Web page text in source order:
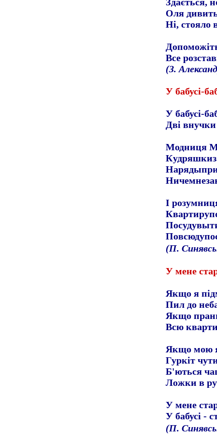
Оля
Ні, стояло
Все
(З.
У бабусі-
У бабусі-
Дві
Модниця
І
(П.
У мене
Якщо я
Пил до
Якщо
Всю
Якщо мою
Гуркіт
Б'ються
Ложки в
У мене
У бабусі -
(П.